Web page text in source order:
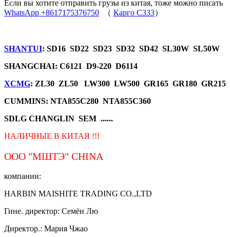
Если вы хотите отправить грузы из китая, тоже можно писать
WhatsApp +8617175376750 （ Карго C333）
SHANTUI: SD16 SD22 SD23 SD32 SD42 SL30W SL50W
SHANGCHAI: C6121 D9-220 D6114
XCMG: ZL30 ZL50 LW300 LW500 GR165 GR180 GR215
CUMMINS: NTA855C280 NTA855C360
SDLG CHANGLIN SEM ......
НАЛИЧНЫЕ В КИТАЯ !!!
ООО "МШТЭ" CHINA
компании:
HARBIN MAISHITE TRADING CO.,LTD
Гине. директор: Семён Лю
Директор.: Мария Чжао